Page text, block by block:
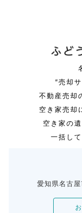
″売却
不動産売却
空き家売却
空き家の
一括し
愛知県名古